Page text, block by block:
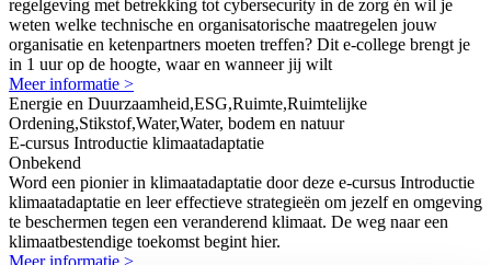
regelgeving met betrekking tot cybersecurity in de zorg én wil je
weten welke technische en organisatorische maatregelen jouw
organisatie en ketenpartners moeten treffen? Dit e-college brengt je
in 1 uur op de hoogte, waar en wanneer jij wilt
Meer informatie >
Energie en Duurzaamheid,ESG,Ruimte,Ruimtelijke
Ordening,Stikstof,Water,Water, bodem en natuur
E-cursus Introductie klimaatadaptatie
Onbekend
Word een pionier in klimaatadaptatie door deze e-cursus Introductie
klimaatadaptatie en leer effectieve strategieën om jezelf en omgeving
te beschermen tegen een veranderend klimaat. De weg naar een
klimaatbestendige toekomst begint hier.
Meer informatie >